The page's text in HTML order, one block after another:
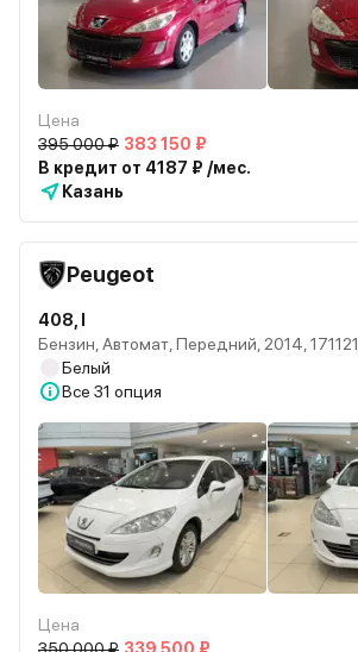
Цена
395 000 ₽ 383 150 ₽
В кредит от 4187 ₽ /мес.
Казань
Peugeot
408, I
Бензин, Автомат, Передний, 2014, 171121
Белый
Все 31 опция
Цена